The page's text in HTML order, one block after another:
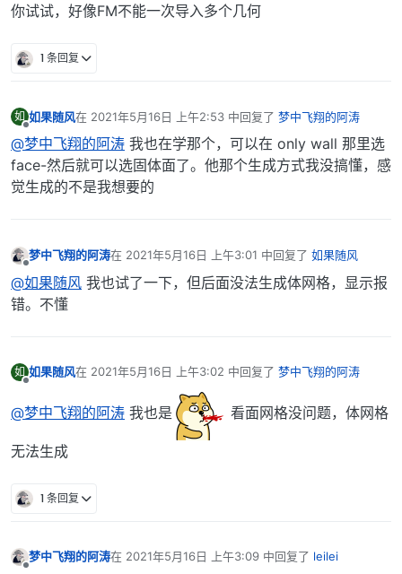
你试试，好像FM不能一次导入多个几何
1 条回复
如
离线
如果随风在 2021年5月16日 上午2:53 中回复了 梦中飞翔的阿涛
最后由 编辑
@梦中飞翔的阿涛 我也在学那个，可以在 only wall 那里选
face-然后就可以选固体面了。他那个生成方式我没搞懂，感
觉生成的不是我想要的
梦中飞翔的阿涛在 2021年5月16日 上午3:01 中回复了 如果随风
最后由 编辑
@如果随风 我也试了一下，但后面没法生成体网格，显示报
错。不懂
如 如果随风在 2021年5月16日 上午3:02 中回复了 梦中飞翔的阿涛
最后由 编辑
@梦中飞翔的阿涛 我也是 看面网格没问题，体网格
无法生成
1 条回复
梦中飞翔的阿涛在 2021年5月16日 上午3:09 中回复了 leilei
最后由 编辑